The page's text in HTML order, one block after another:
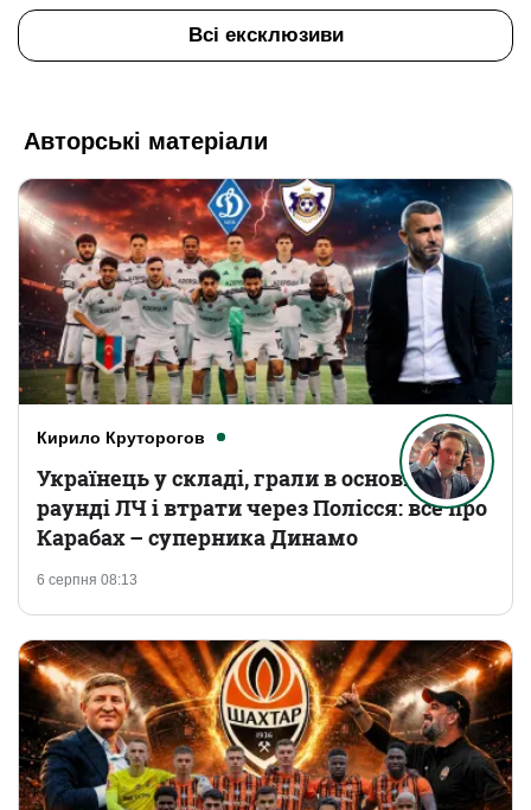
Всі ексклюзиви
Авторські матеріали
Кирило Круторогов
6 серпня 08:13
Українець у складі, грали в основному
раунді ЛЧ і втрати через Полісся: все про
Карабах – суперника Динамо